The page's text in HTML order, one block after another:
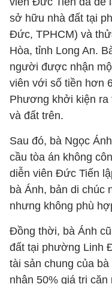
sở hữu nhà đất tại
Đức, TPHCM) và
Hòa, tỉnh Long An.
người được nhận
viên với số tiền hơn
Phương khởi kiện ra
và đất trên.
Sau đó, bà Ngọc
cầu tòa án không
diễn viên Đức Tiến
bà Ánh, bản di chúc
nhưng không phù
Đồng thời, bà Ánh
đất tại phường Linh
tài sản chung của
nhận 50% giá trị căn